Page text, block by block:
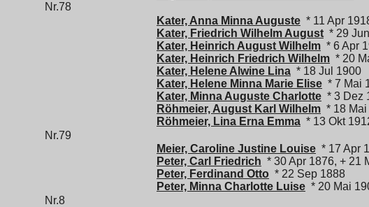
Nr.78
Kater, Anna Minna Auguste * 11 Apr
Kater, Friedrich Wilhelm August * 29
Kater, Heinrich August Wilhelm * 6 Apr
Kater, Heinrich Friedrich Wilhelm * 20
Kater, Helene Alwine Lina * 18 Jul 1900
Kater, Helene Minna Marie Elise * 7 Mai
Kater, Minna Auguste Charlotte * 3 Dez
Röhmeier, August Karl Wilhelm * 18
Röhmeier, Lina Erna Emma * 13 Okt
Nr.79
Meier, Caroline Justine Louise * 17 Apr
Peter, Carl Friedrich * 30 Apr 1876, + 21
Peter, Ferdinand Otto * 22 Sep 1888
Peter, Minna Charlotte Luise * 20 Mai
Nr.8